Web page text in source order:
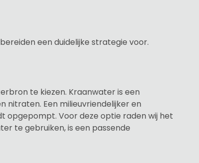
een duidelijke strategie voor.
te kiezen. Kraanwater is een
nitraten. Een milieuvriendelijker en
opgepompt. Voor deze optie raden wij het
te gebruiken, is een passende